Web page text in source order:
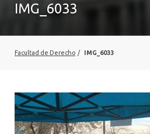
VINCULACIÓN CON EL MEDIO
INTERNACIONAL
IMG_6033
Facultad de Derecho / IMG_6033